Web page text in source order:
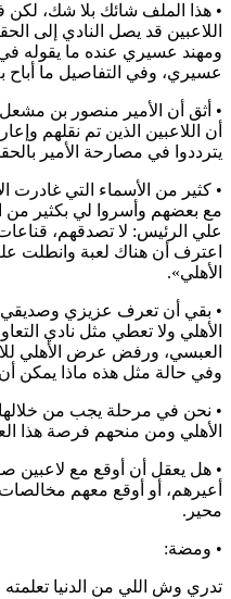
• هذا الملف شائك بلا شك،
اللاعبين قد يصل النادي إلى
ومهند عسيري عنده ما يقوله في
عسيري، وفي التفاصيل ما أباح
• أثق أن الأمير منصور بن
أن اللاعبين الذين تم نقلهم
يترددوا في مصارحة الأمير
• كثير من الأسماء التي غادرت
مع بعضهم وأسروا لي بكثير من
علي الرئيس: لا تصدقهم،
اعترف أن هناك لعبة وانطلت
الأهلي».
• بقي أن تعرف عزيزي وصديقي
الأهلي ولا تعطي مثل نادي
العبسي، ورفض عرض الأهلي
وفي حالة مثل هذه ماذا يمكن
• نحن في مرحلة يجب من
الأهلي ومن منحهم فرصة هذا
• هل يعقل أن أوقع مع لاعبين
أعيرهم، أو أوقع معهم مخالصات
محير.
• ومضة:
تدري وش اللي من الدنيا تعلمته